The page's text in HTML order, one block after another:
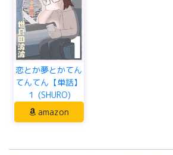
恋とか夢とかてん
てんてん【単話】
１ (SHURO)
amazon